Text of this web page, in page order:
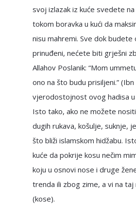
svoj izlazak iz kuće svedete
tokom boravka u kući da
nisu mahremi. Sve dok
prinuđeni, nećete biti grješni
Allahov Poslanik: “Mom
ono na što budu prisiljeni.”
vjerodostojnost ovog hadisa u
Isto tako, ako ne možete
dugih rukava, košulje, suknje,
što bliži islamskom hidžabu.
kuće da pokrije kosu nečim
koju u osnovi nose i druge
trenda ili zbog zime, a vi na
(kose).